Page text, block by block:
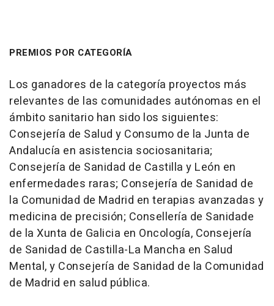
PREMIOS POR CATEGORÍA
Los ganadores de la categoría proyectos más
relevantes de las comunidades autónomas en el
ámbito sanitario han sido los siguientes:
Consejería de Salud y Consumo de la Junta de
Andalucía en asistencia sociosanitaria;
Consejería de Sanidad de Castilla y León en
enfermedades raras; Consejería de Sanidad de
la Comunidad de Madrid en terapias avanzadas y
medicina de precisión; Consellería de Sanidade
de la Xunta de Galicia en Oncología, Consejería
de Sanidad de Castilla-La Mancha en Salud
Mental, y Consejería de Sanidad de la Comunidad
de Madrid en salud pública.